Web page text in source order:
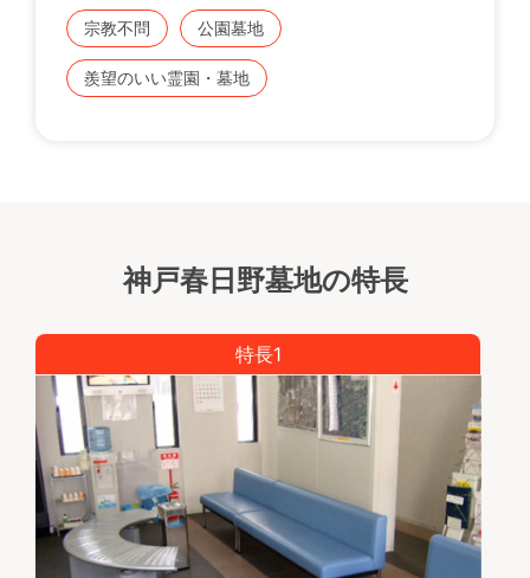
宗教不問 公園墓地
羨望のいい霊園・墓地
神戸春日野墓地の特長
特長1